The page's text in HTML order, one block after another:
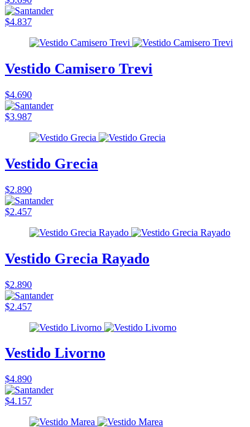
$4.837
Vestido Camisero Trevi
$4.690
$3.987
Vestido Grecia
$2.890
$2.457
Vestido Grecia Rayado
$2.890
$2.457
Vestido Livorno
$4.890
$4.157